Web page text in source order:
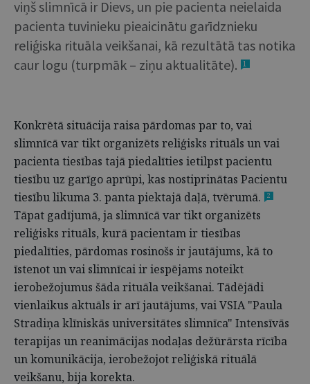
viņš slimnīcā ir Dievs, un pie pacienta neielaida
pacienta tuvinieku pieaicinātu garīdznieku
reliģiska rituāla veikšanai, kā rezultātā tas notika
caur logu (turpmāk – ziņu aktualitāte).
1
Konkrētā situācija raisa pārdomas par to, vai
slimnīcā var tikt organizēts reliģisks rituāls un vai
pacienta tiesības tajā piedalīties ietilpst pacientu
tiesību uz garīgo aprūpi, kas nostiprinātas Pacientu
tiesību likuma 3. panta piektajā daļā, tvērumā.
2
Tāpat gadījumā, ja slimnīcā var tikt organizēts
reliģisks rituāls, kurā pacientam ir tiesības
piedalīties, pārdomas rosinošs ir jautājums, kā to
īstenot un vai slimnīcai ir iespējams noteikt
ierobežojumus šāda rituāla veikšanai. Tādējādi
vienlaikus aktuāls ir arī jautājums, vai VSIA "Paula
Stradiņa klīniskās universitātes slimnīca" Intensīvās
terapijas un reanimācijas nodaļas dežūrārsta rīcība
un komunikācija, ierobežojot reliģiskā rituālā
veikšanu, bija korekta.